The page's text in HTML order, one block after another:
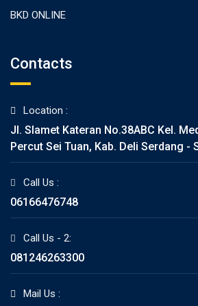
BKD ONLINE
Contacts
Location :
Jl. Slamet Kateran No.38ABC Kel.
Percut Sei Tuan, Kab. Deli Serdang -
Call Us :
06166476748
Call Us - 2:
081246263300
Mail Us :